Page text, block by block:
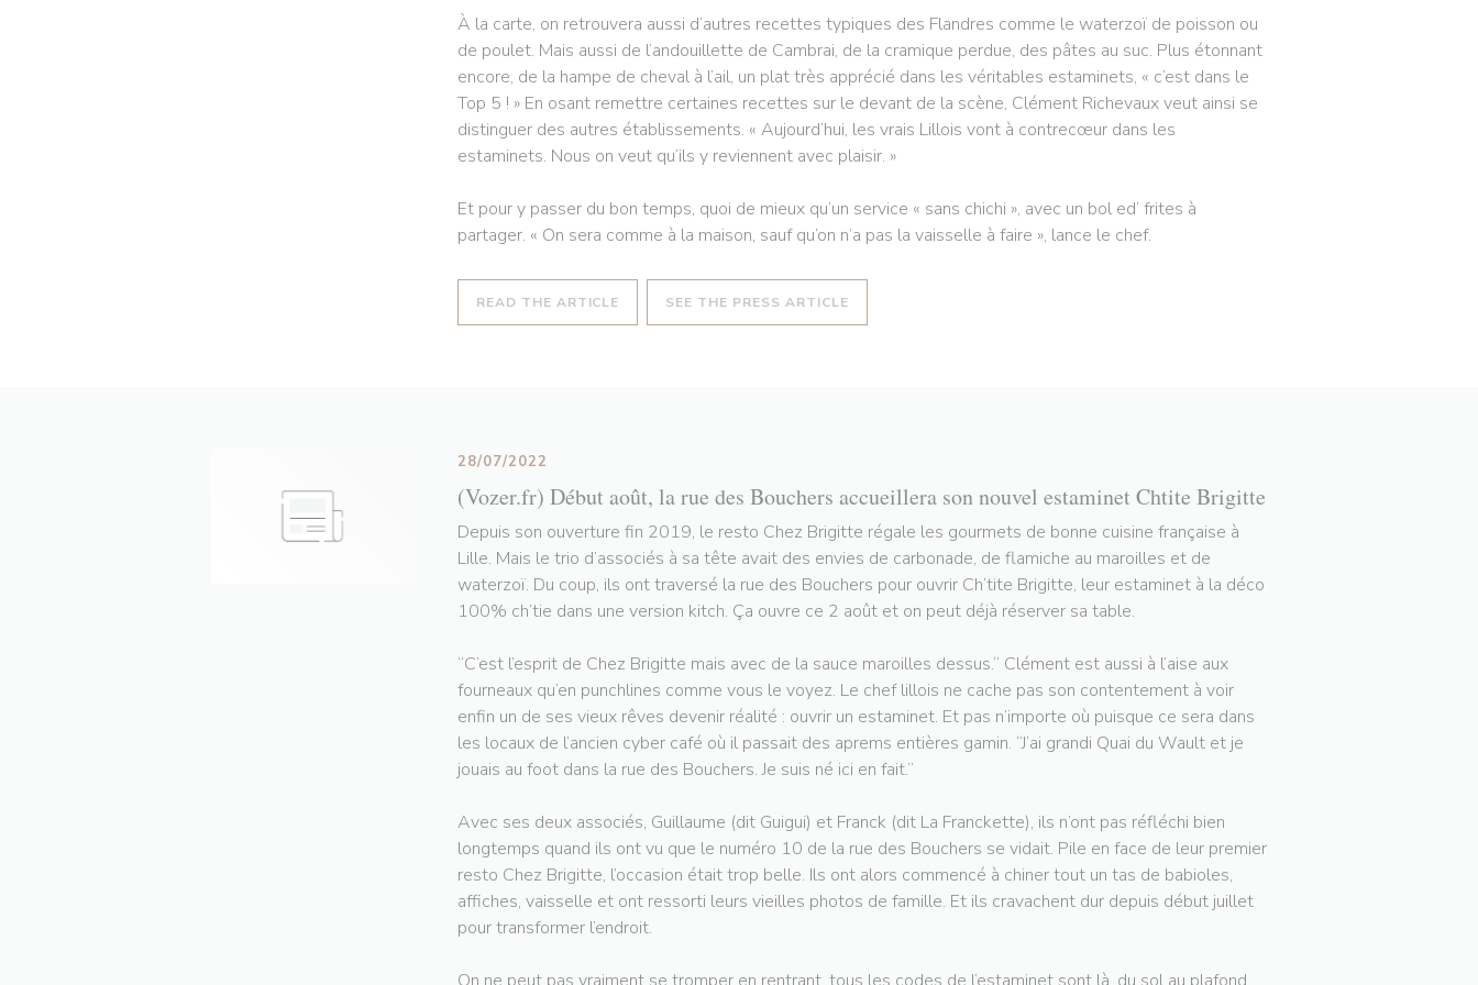
À la carte, on retrouvera aussi d’autres recettes typiques des Flandres comme le waterzoï de poisson ou
de poulet. Mais aussi de l’andouillette de Cambrai, de la cramique perdue, des pâtes au suc. Plus étonnant
encore, de la hampe de cheval à l’ail, un plat très apprécié dans les véritables estaminets, « c’est dans le
Top 5 ! » En osant remettre certaines recettes sur le devant de la scène, Clément Richevaux veut ainsi se
distinguer des autres établissements. « Aujourd’hui, les vrais Lillois vont à contrecœur dans les
estaminets. Nous on veut qu’ils y reviennent avec plaisir. »
Et pour y passer du bon temps, quoi de mieux qu’un service « sans chichi », avec un bol ed’ frites à
partager. « On sera comme à la maison, sauf qu’on n’a pas la vaisselle à faire », lance le chef.
READ THE ARTICLE ((OPENS IN A NEW WINDOW))
SEE THE PRESS ARTICLE((OPENS IN A NEW WINDOW))
(Vozer.fr) Début août, la rue des Bouchers accueillera son nouvel estaminet Chtite Brigitte
28/07/2022
Depuis son ouverture fin 2019, le resto Chez Brigitte régale les gourmets de bonne cuisine française à
Lille. Mais le trio d’associés à sa tête avait des envies de carbonade, de flamiche au maroilles et de
waterzoï. Du coup, ils ont traversé la rue des Bouchers pour ouvrir Ch’tite Brigitte, leur estaminet à la déco
100% ch’tie dans une version kitch. Ça ouvre ce 2 août et on peut déjà réserver sa table.
“C’est l’esprit de Chez Brigitte mais avec de la sauce maroilles dessus.” Clément est aussi à l’aise aux
fourneaux qu’en punchlines comme vous le voyez. Le chef lillois ne cache pas son contentement à voir
enfin un de ses vieux rêves devenir réalité : ouvrir un estaminet. Et pas n’importe où puisque ce sera dans
les locaux de l’ancien cyber café où il passait des aprems entières gamin. “J’ai grandi Quai du Wault et je
jouais au foot dans la rue des Bouchers. Je suis né ici en fait.”
Avec ses deux associés, Guillaume (dit Guigui) et Franck (dit La Franckette), ils n’ont pas réfléchi bien
longtemps quand ils ont vu que le numéro 10 de la rue des Bouchers se vidait. Pile en face de leur premier
resto Chez Brigitte, l’occasion était trop belle. Ils ont alors commencé à chiner tout un tas de babioles,
affiches, vaisselle et ont ressorti leurs vieilles photos de famille. Et ils cravachent dur depuis début juillet
pour transformer l’endroit.